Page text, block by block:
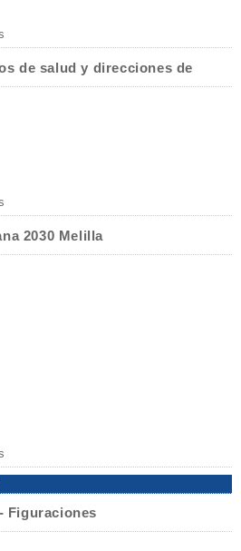
de salud y direcciones de
2030 Melilla
Figuraciones